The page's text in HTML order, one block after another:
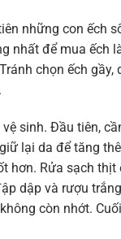
những con ếch
nhất để mua ếch
chọn ếch gầy,
sinh. Đầu tiên,
lại da để tăng
hơn. Rửa sạch
dập và rượu
còn nhớt.